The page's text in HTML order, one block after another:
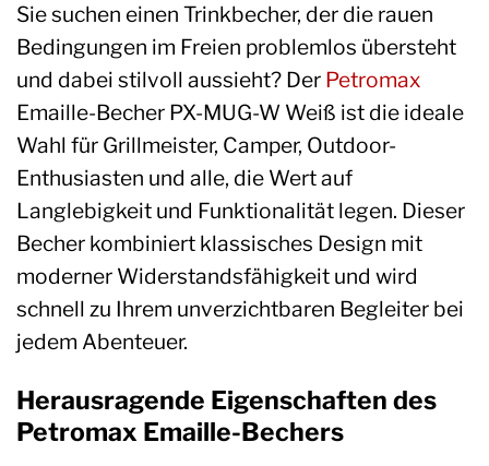
Sie suchen einen Trinkbecher, der die rauen
Bedingungen im Freien problemlos übersteht
und dabei stilvoll aussieht? Der Petromax
Emaille-Becher PX-MUG-W Weiß ist die ideale
Wahl für Grillmeister, Camper, Outdoor-
Enthusiasten und alle, die Wert auf
Langlebigkeit und Funktionalität legen. Dieser
Becher kombiniert klassisches Design mit
moderner Widerstandsfähigkeit und wird
schnell zu Ihrem unverzichtbaren Begleiter bei
jedem Abenteuer.
Herausragende Eigenschaften des
Petromax Emaille-Bechers